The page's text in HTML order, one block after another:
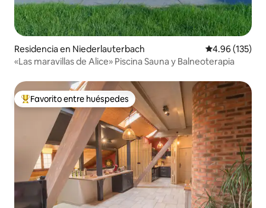
Residencia en Niederlauterbach Calificación
4.96 (135)
«Las maravillas de Alice» Piscina Sauna y Balneoterapia
De los mejores en Favorito entre huéspedes
Favorito entre huéspedes